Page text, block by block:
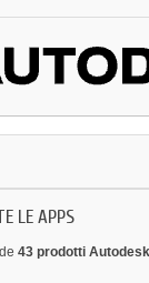
LE APPS
43 prodotti